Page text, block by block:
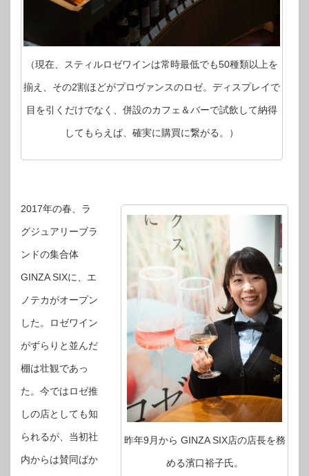
（現在、スティルロゼワインは常時最低でも50種類以上を
揃え、その2割ほどがプロヴァンスのロゼ。ディスプレイで
目を引くだけでなく、併設のカフェ＆バーで試飲して納得
してもらえば、確実に購買に繋がる。）
昨年9月から GINZA SIX店の店長を務
める濱口裕子氏。
2017年の春、ラ
グジュアリーブラ
ンドの集合体
GINZA SIXに、エ
ノテカがオープン
した。ロゼワイン
がずらりと並んだ
棚は壮観であっ
た。今ではロゼ推
しの店としても知
られるが、当初社
内からは賛同ばか